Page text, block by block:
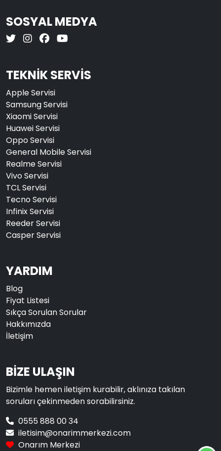
SOSYAL MEDYA
TEKNİK SERVİS
Apple Servisi
Samsung Servisi
Xiaomi Servisi
Huawei Servisi
Oppo Servisi
General Mobile Servisi
Realme Servisi
Vivo Servisi
TCL Servisi
Tecno Servisi
Infinix Servisi
Reeder Servisi
Casper Servisi
YARDIM
Blog
Fiyat Listesi
Sıkça Sorulan Sorular
Hakkımızda
İletişim
BİZE ULAŞIN
Bizimle hemen iletişim kurabilir, aklınıza takılan
soruları çekinmeden sorabilirsiniz.
0555 888 00 34
iletisim@onarimmerkezi.com
Onarım Merkezi